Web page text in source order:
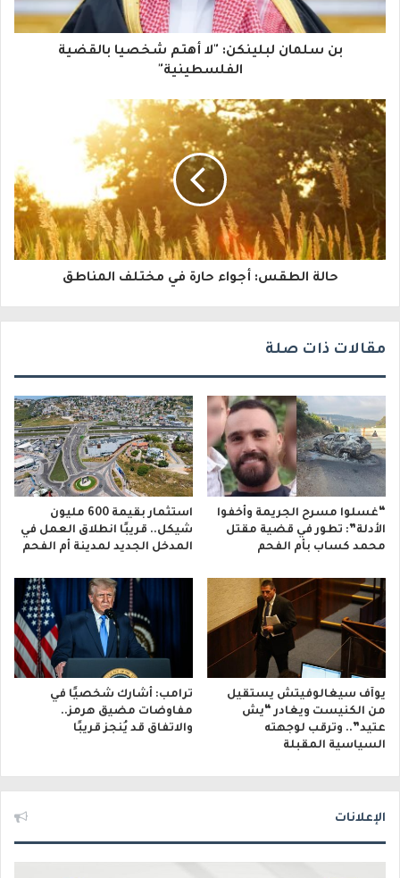
ك
ا
إ
ل
ك
ت
ر
و
بن سلمان لبلينكن: "لا أهتم شخصيا بالقضية
الفلسطينية"
حالة الطقس: أجواء حارة في مختلف المناطق
مقالات ذات صلة
“غسلوا مسرح الجريمة وأخفوا
الأدلة”: تطور في قضية مقتل
محمد كساب بأم الفحم
استثمار بقيمة 600 مليون
شيكل.. قريبًا انطلاق العمل في
المدخل الجديد لمدينة أم الفحم
يوآف سيغالوفيتش يستقيل
من الكنيست ويغادر “يش
عتيد”.. وترقب لوجهته
السياسية المقبلة
ترامب: أشارك شخصيًا في
مفاوضات مضيق هرمز..
والاتفاق قد يُنجز قريبًا
الإعلانات